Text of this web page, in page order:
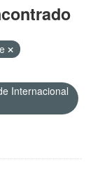
Internacional